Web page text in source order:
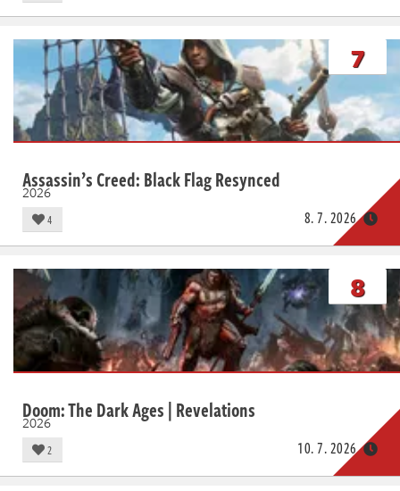
7
Assassin’s Creed: Black Flag Resynced
2026
4 8. 7. 2026
8
Doom: The Dark Ages | Revelations
2026
2 10. 7. 2026